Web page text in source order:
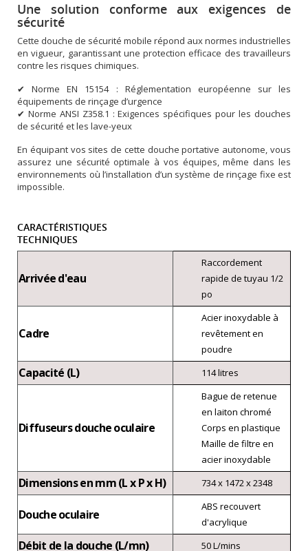
Une solution conforme aux exigences de
sécurité
Cette douche de sécurité mobile répond aux normes industrielles
en vigueur, garantissant une protection efficace des travailleurs
contre les risques chimiques.
✔ Norme EN 15154 : Réglementation européenne sur les
équipements de rinçage d’urgence
✔ Norme ANSI Z358.1 : Exigences spécifiques pour les douches
de sécurité et les lave-yeux
En équipant vos sites de cette douche portative autonome, vous
assurez une sécurité optimale à vos équipes, même dans les
environnements où l’installation d’un système de rinçage fixe est
impossible.
CARACTÉRISTIQUES
TECHNIQUES
Arrivée d'eau
Raccordement
rapide de tuyau 1/2
po
Cadre
Acier inoxydable à
revêtement en
poudre
Capacité (L) 114 litres
Diffuseurs douche oculaire
Bague de retenue
en laiton chromé
Corps en plastique
Maille de filtre en
acier inoxydable
Dimensions en mm (L x P x H) 734 x 1472 x 2348
Douche oculaire
ABS recouvert
d'acrylique
Débit de la douche (L/mn) 50 L/mins